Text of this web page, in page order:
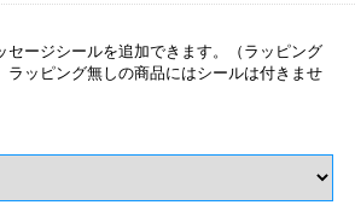
セージシールを追加できます。（ラッピング
ラッピング無しの商品にはシールは付きませ